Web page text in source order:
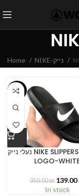
Home
-60%
נעלי נייק NIKE SLIPPERS -BLACK
LOGO-
350.00₪ 139.00
In stock